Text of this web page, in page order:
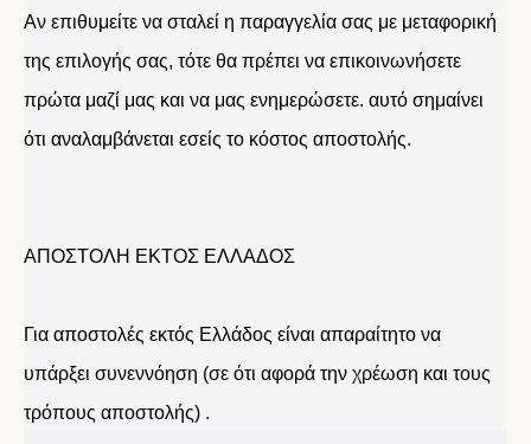
Αν επιθυμείτε να σταλεί η παραγγελία σας με μεταφορική
της επιλογής σας, τότε θα πρέπει να επικοινωνήσετε
πρώτα μαζί μας και να μας ενημερώσετε. αυτό σημαίνει
ότι αναλαμβάνεται εσείς το κόστος αποστολής.
ΑΠΟΣΤΟΛΗ ΕΚΤΟΣ ΕΛΛΑΔΟΣ
Για αποστολές εκτός Ελλάδος είναι απαραίτητο να
υπάρξει συνεννόηση (σε ότι αφορά την χρέωση και τους
τρόπους αποστολής) .